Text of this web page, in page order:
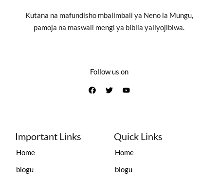
Kutana na mafundisho mbalimbali ya Neno la Mungu,
pamoja na maswali mengi ya biblia yaliyojibiwa.
Follow us on
Important Links
Home
blogu
Quick Links
Home
blogu